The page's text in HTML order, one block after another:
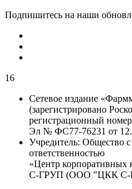
Подпишитесь на наши
16
Сетевое издание
(зарегистрировано
регистрационный
Эл № ФС77-76231 от
Учредитель: Общество
ответственностью
«Центр корпоративных
С-ГРУП (ООО "ЦКК С-